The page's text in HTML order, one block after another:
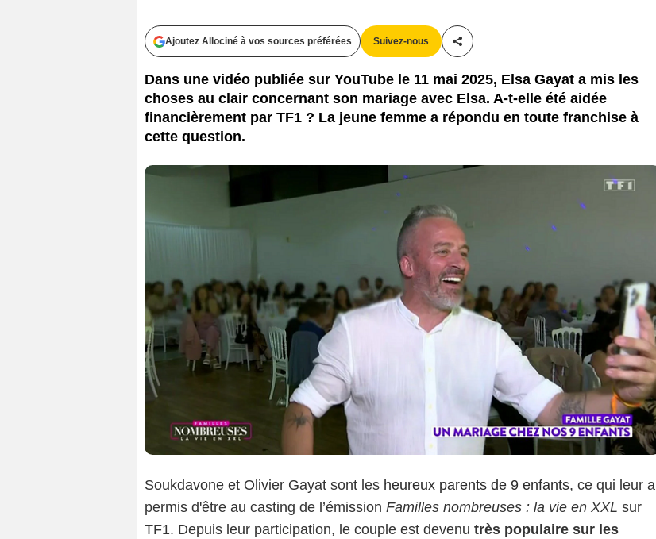
Ajoutez Allociné à vos sources préférées Suivez-nous
Partager cet article
Dans une vidéo publiée sur YouTube le 11 mai 2025, Elsa Gayat a mis les
choses au clair concernant son mariage avec Elsa. A-t-elle été aidée
financièrement par TF1 ? La jeune femme a répondu en toute franchise à
cette question.
Soukdavone et Olivier Gayat sont les heureux parents de 9 enfants, ce qui leur a
permis d'être au casting de l’émission Familles nombreuses : la vie en XXL sur
TF1. Depuis leur participation, le couple est devenu très populaire sur les